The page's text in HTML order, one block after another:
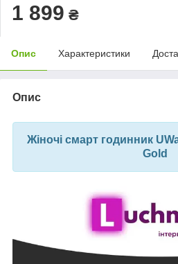
1 899 ₴
Опис Характеристики
Опис
Жіночі смарт годинник
Gold